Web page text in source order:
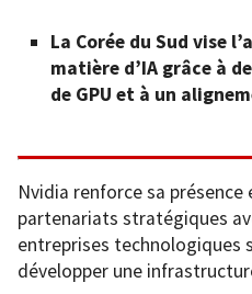
La Corée du Sud vise
matière d’IA grâce à
de GPU et à un
Nvidia renforce sa
partenariats stratégiques
entreprises technologiques
développer une